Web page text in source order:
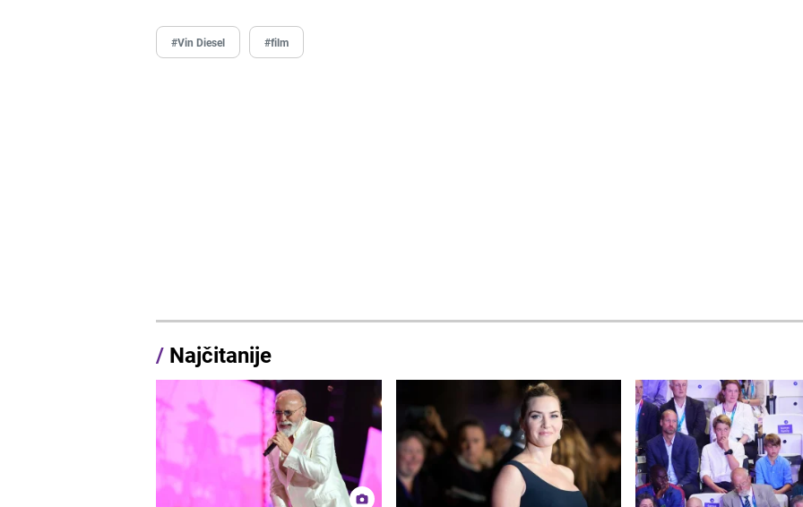
#Vin Diesel #film
/ Najčitanije